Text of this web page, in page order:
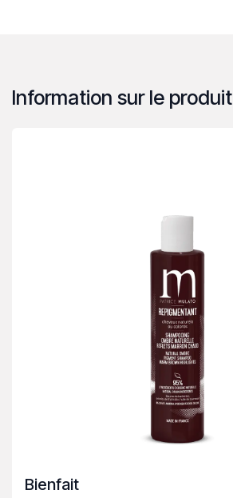
Information sur le produit
Bienfait